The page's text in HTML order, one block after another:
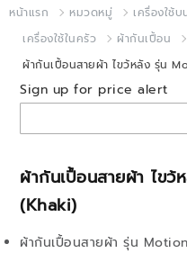
หน้าแรก หมวดหมู่
เครื่องใช้บ
เครื่องใช้ในครัว
ผ้ากันเปื้อน
ผ้ากันเปื้อนสายผ้า ไขว้หลัง รุ่น
ผ้ากันเปื้อนสายผ้า ไข
(Khaki)
ผ้ากันเปื้อนสายผ้า รุ่น
Sign up for price alert